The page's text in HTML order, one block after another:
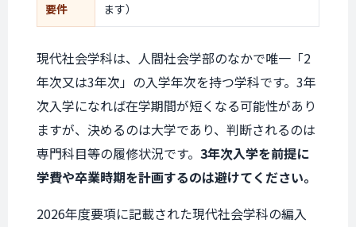
要件
ます）
現代社会学科は、人間社会学部のなかで唯一「2
年次又は3年次」の入学年次を持つ学科です。3年
次入学になれば在学期間が短くなる可能性があり
ますが、決めるのは大学であり、判断されるのは
専門科目等の履修状況です。 3年次入学を前提に
学費や卒業時期を計画するのは避けてください。
2026年度要項に記載された現代社会学科の編入